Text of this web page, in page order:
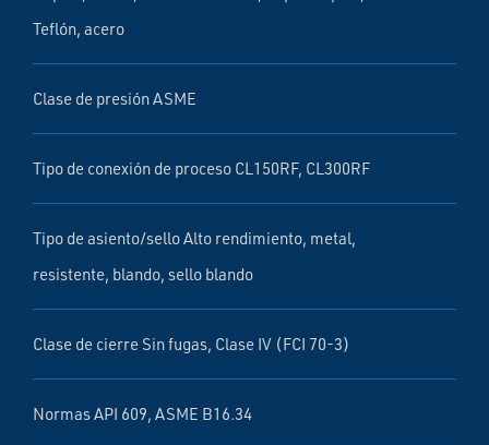
Teflón, acero
Clase de presión ASME
Tipo de conexión de proceso CL150RF, CL300RF
Tipo de asiento/sello Alto rendimiento, metal,
resistente, blando, sello blando
Clase de cierre Sin fugas, Clase IV (FCI 70-3)
Normas API 609, ASME B16.34